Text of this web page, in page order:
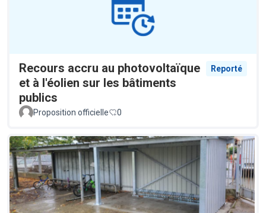
Recours accru au photovoltaïque
et à l'éolien sur les bâtiments
publics
Reporté
Proposition officielle 0